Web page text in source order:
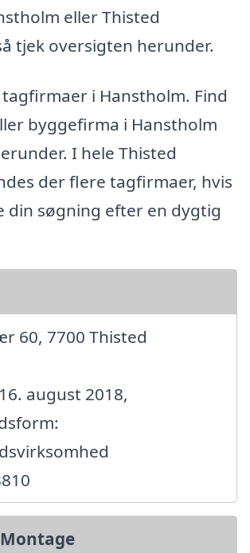
eller Thisted
tjek oversigten herunder.
i Hanstholm. Find
byggefirma i Hanstholm
I hele Thisted
der flere tagfirmaer, hvis
din søgning efter en dygtig
60, 7700 Thisted
august 2018,